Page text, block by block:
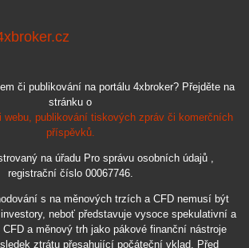
či publikování na portálu 4xbroker? Přejděte na
stránku o
webu, publikování tiskových zpráv či komerčních
příspěvků.
na úřadu Pro správu osobních údajů ,
registrační číslo 00067746.
s na měnových trzích a CFD nemusí být
neboť představuje vysoce spekulativní a
a měnový trh jako pákové finanční nástroje
ztrátu přesahující počáteční vklad. Před